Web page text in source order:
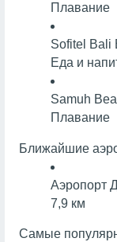
Плавание
Sofitel Bali
Еда и
Samuh
Плавание
Ближайшие
Аэропорт
7,9 км
Самые